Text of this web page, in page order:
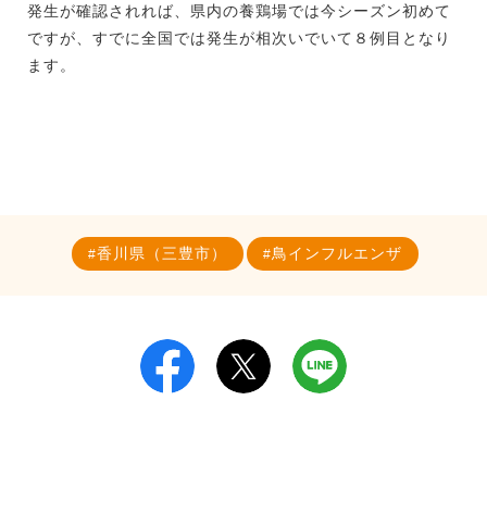
発生が確認されれば、県内の養鶏場では今シーズン初めて
ですが、すでに全国では発生が相次いでいて８例目となり
ます。
香川県（三豊市） 鳥インフルエンザ